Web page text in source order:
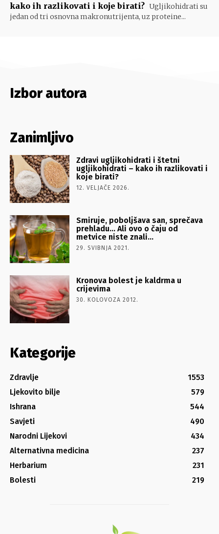
kako ih razlikovati i koje birati? Ugljikohidrati su
jedan od tri osnovna makronutrijenta, uz proteine...
Izbor autora
Zanimljivo
Zdravi ugljikohidrati i štetni
ugljikohidrati – kako ih razlikovati i
koje birati?
12. VELJAČE 2026.
Smiruje, poboljšava san, sprečava
prehladu… Ali ovo o čaju od
metvice niste znali…
29. SVIBNJA 2021.
Kronova bolest je kaldrma u
crijevima
30. KOLOVOZA 2012.
Kategorije
Zdravlje
1553
Ljekovito bilje
579
Ishrana
544
Savjeti
490
Narodni Lijekovi
434
Alternativna medicina
237
Herbarium
231
Bolesti
219